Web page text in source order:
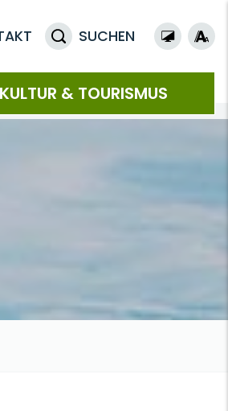
SUCHEN
KULTUR & TOURISMUS